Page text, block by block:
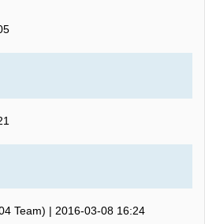
Team) | 2016-03-08 16:24